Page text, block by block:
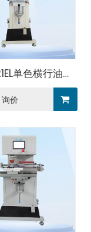
单色横行油盅
询价